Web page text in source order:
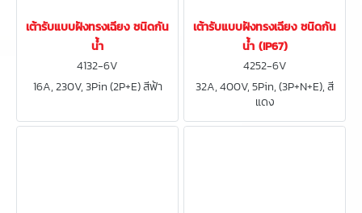
เต้ารับแบบฝังทรงเฉียง ชนิดกัน
น้ำ
4132-6V
16A, 230V, 3Pin (2P+E) สีฟ้า
เต้ารับแบบฝังทรงเฉียง ชนิดกัน
น้ำ (IP67)
4252-6V
32A, 400V, 5Pin, (3P+N+E), สี
แดง